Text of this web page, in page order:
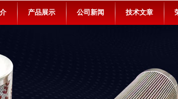
产品展示 公司新闻 技术文章